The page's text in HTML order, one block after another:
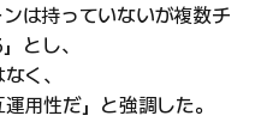
は持っていないが複数チ
とし、
く、
用性だ」と強調した。